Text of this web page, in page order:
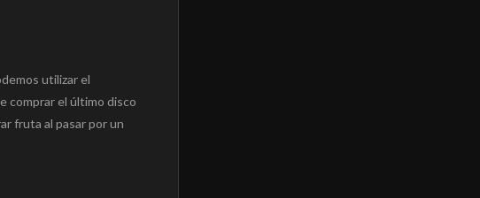
utilizar el
comprar el último disco
fruta al pasar por un